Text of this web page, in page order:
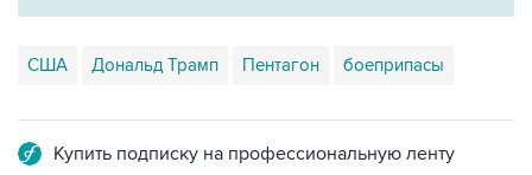
США Дональд Трамп Пентагон боеприпасы
Купить подписку на профессиональную ленту